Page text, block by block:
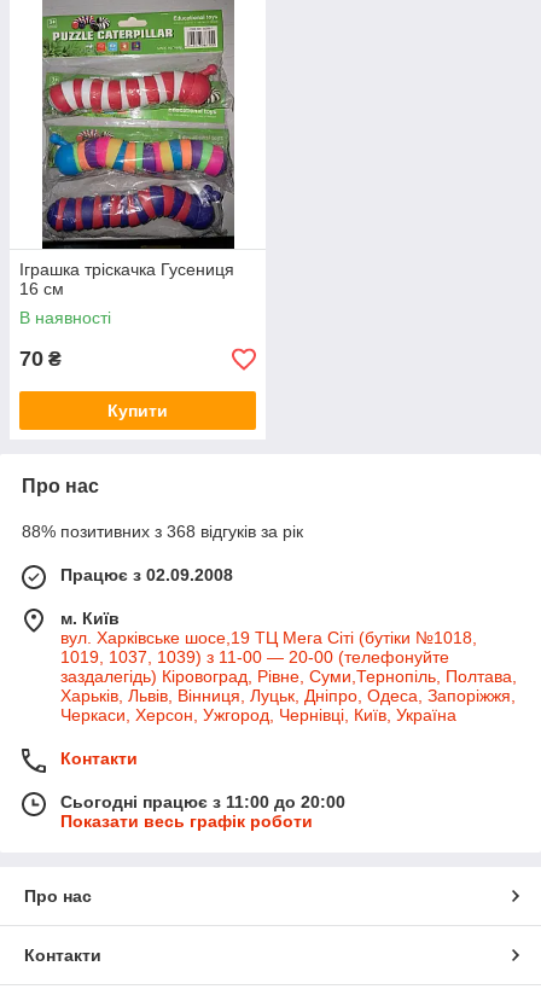
Іграшка тріскачка Гусениця
16 см
В наявності
70 ₴
Купити
Про нас
88% позитивних з 368 відгуків за рік
Працює з 02.09.2008
м. Київ
вул. Харківське шосе,19 ТЦ Мега Сіті (бутіки №1018,
1019, 1037, 1039) з 11-00 — 20-00 (телефонуйте
заздалегідь) Кіровоград, Рівне, Суми,Тернопіль, Полтава,
Харьків, Львів, Вінниця, Луцьк, Дніпро, Одеса, Запоріжжя,
Черкаси, Херсон, Ужгород, Чернівці, Київ, Україна
Контакти
Сьогодні працює з 11:00 до 20:00
Показати весь графік роботи
Про нас
Контакти